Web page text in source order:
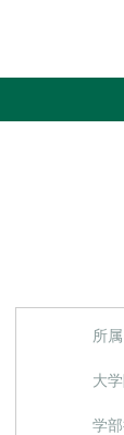
所属
大
学